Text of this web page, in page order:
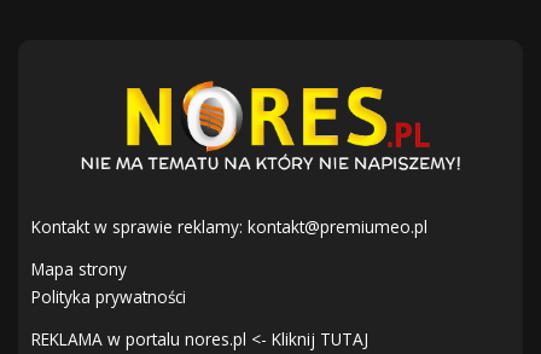
Kontakt w sprawie reklamy: kontakt@premiumeo.pl
Mapa strony
Polityka prywatności
REKLAMA w portalu nores.pl <- Kliknij TUTAJ